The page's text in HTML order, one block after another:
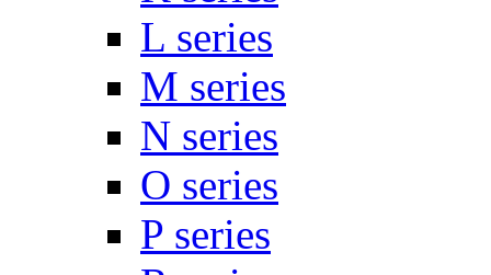
L series
M series
N series
O series
P series